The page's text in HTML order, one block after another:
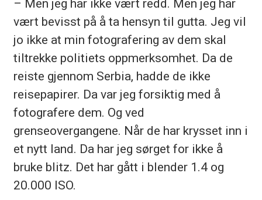
– Men jeg har ikke vært redd. Men jeg har
vært bevisst på å ta hensyn til gutta. Jeg vil
jo ikke at min fotografering av dem skal
tiltrekke politiets oppmerksomhet. Da de
reiste gjennom Serbia, hadde de ikke
reisepapirer. Da var jeg forsiktig med å
fotografere dem. Og ved
grenseovergangene. Når de har krysset inn i
et nytt land. Da har jeg sørget for ikke å
bruke blitz. Det har gått i blender 1.4 og
20.000 ISO.